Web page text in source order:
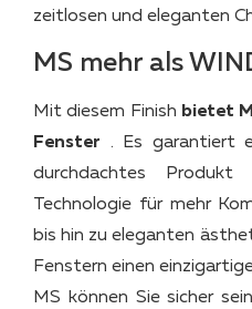
zeitlosen und eleganten
MS mehr als
Mit diesem Finish bietet
Fenster . Es garantiert
durchdachtes
Technologie für mehr
bis hin zu eleganten
Fenstern einen
MS können Sie sicher